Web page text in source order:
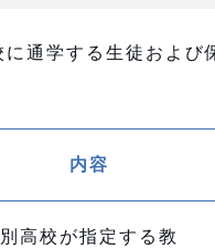
通学する生徒および
内容
高校が指定する教